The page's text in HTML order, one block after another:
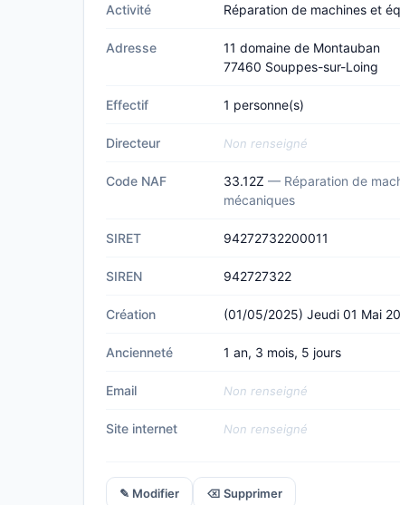
Activité Réparation de machines et
Adresse
11 domaine de Montauban
77460 Souppes-sur-Loing
Effectif 1 personne(s)
Directeur Non renseigné
Code NAF 33.12Z — Réparation de
mécaniques
SIRET 94272732200011
SIREN 942727322
Création (01/05/2025) Jeudi 01 Mai
Ancienneté 1 an, 3 mois, 5 jours
Email Non renseigné
Site internet Non renseigné
✎ Modifier ⌫ Supprimer